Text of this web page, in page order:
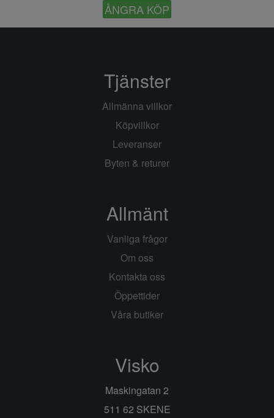
ÅNGRA KÖP
Tjänster
Allmänna villkor
Köpvillkor
Leveranser
Byten & returer
Allmänt
Vanliga frågor
Om oss
Kontakta oss
Öppettider
Våra butiker
Visko
Maskingatan 2
511 62 SKENE